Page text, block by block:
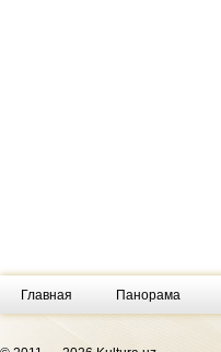
Главная Панорама